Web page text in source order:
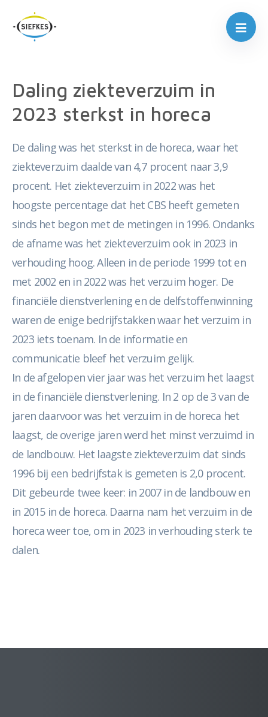
Daling ziekteverzuim in
2023 sterkst in horeca
De daling was het sterkst in de horeca, waar het
ziekteverzuim daalde van 4,7 procent naar 3,9
procent. Het ziekteverzuim in 2022 was het
hoogste percentage dat het CBS heeft gemeten
sinds het begon met de metingen in 1996. Ondanks
de afname was het ziekteverzuim ook in 2023 in
verhouding hoog. Alleen in de periode 1999 tot en
met 2002 en in 2022 was het verzuim hoger. De
financiële dienstverlening en de delfstoffenwinning
waren de enige bedrijfstakken waar het verzuim in
2023 iets toenam. In de informatie en
communicatie bleef het verzuim gelijk.
In de afgelopen vier jaar was het verzuim het laagst
in de financiële dienstverlening. In 2 op de 3 van de
jaren daarvoor was het verzuim in de horeca het
laagst, de overige jaren werd het minst verzuimd in
de landbouw. Het laagste ziekteverzuim dat sinds
1996 bij een bedrijfstak is gemeten is 2,0 procent.
Dit gebeurde twee keer: in 2007 in de landbouw en
in 2015 in de horeca. Daarna nam het verzuim in de
horeca weer toe, om in 2023 in verhouding sterk te
dalen.